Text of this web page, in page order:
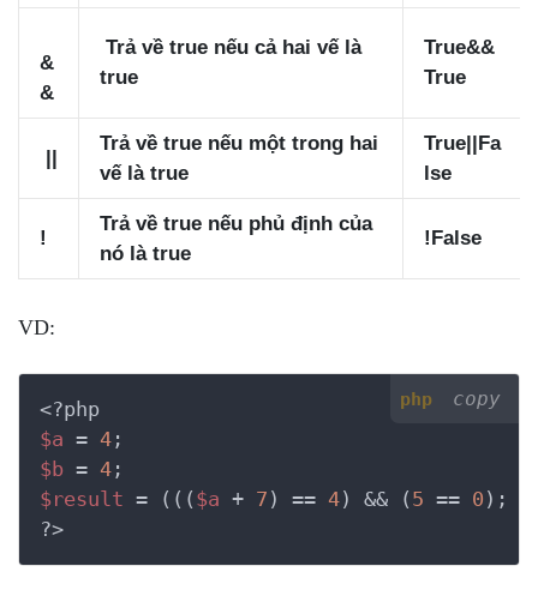
&
&
Trả về true nếu cả hai vế là
true
True&&
True
||
Trả về true nếu một trong hai
vế là true
True||Fa
lse
!
Trả về true nếu phủ định của
nó là true
!False
VD:
php copy
<?php
$a = 4
$b = 4
$result = ((( $a + 7 ) == 4) && ( 5 == 0 );
?>